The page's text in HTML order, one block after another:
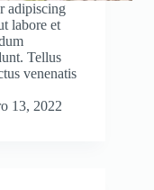
adipiscing
labore et
Tellus
venenatis
13, 2022